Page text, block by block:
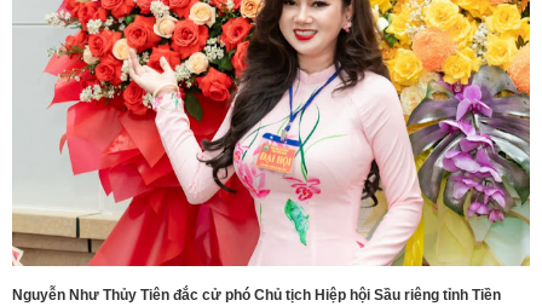
Nguyễn Như Thủy Tiên đắc cử phó Chủ tịch Hiệp hội Sầu riêng tỉnh Tiền